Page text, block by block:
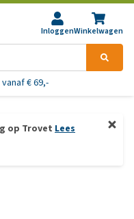
InloggenWinkelwagen
€ 69,-
op Trovet Lees